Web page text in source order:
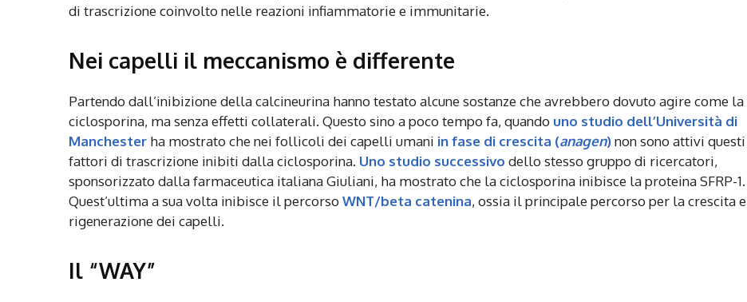
di trascrizione coinvolto nelle reazioni infiammatorie e immunitarie.
Nei capelli il meccanismo è differente
Partendo dall’inibizione della calcineurina hanno testato alcune sostanze che avrebbero dovuto agire come la
ciclosporina, ma senza effetti collaterali. Questo sino a poco tempo fa, quando uno studio dell’Università di
Manchester ha mostrato che nei follicoli dei capelli umani in fase di crescita (anagen)non sono attivi questi
fattori di trascrizione inibiti dalla ciclosporina. Uno studio successivo dello stesso gruppo di ricercatori,
sponsorizzato dalla farmaceutica italiana Giuliani, ha mostrato che la ciclosporina inibisce la proteina SFRP-1.
Quest’ultima a sua volta inibisce il percorsoWNT/beta catenina, ossia il principale percorso per la crescita e
rigenerazione dei capelli.
Il “WAY”